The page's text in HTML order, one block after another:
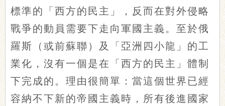
標準的「西方的民主」，反而在對外侵略
戰爭的動員需要下走向軍國主義。至於俄
羅斯（或前蘇聯）及「亞洲四小龍」的工
業化，沒有一個是在「西方的民主」體制
下完成的。理由很簡單：當這個世界已經
容納不下新的帝國主義時，所有後進國家